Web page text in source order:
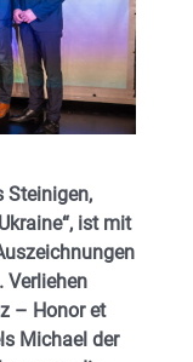
Steinigen,
ist mit
Verliehen
– Honor et
Michael der